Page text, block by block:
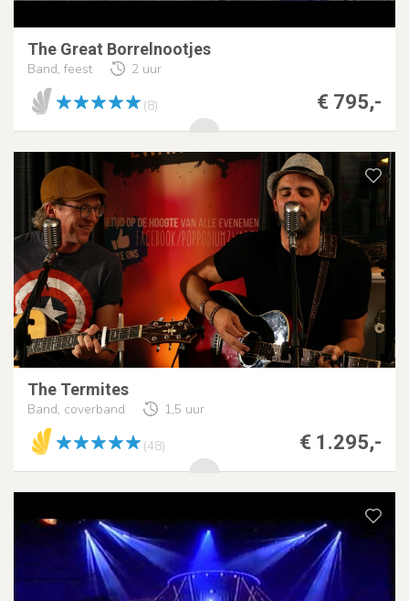
The Great Borrelnootjes
Band, feest 2 uur
€ 795,-
(8)
The Termites
Band, coverband 1,5 uur
€ 1.295,-
(48)